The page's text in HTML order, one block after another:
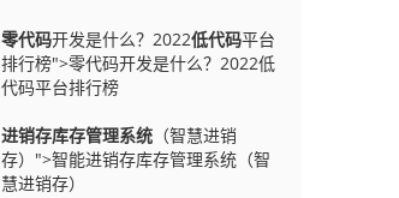
零代码开发是什么？2022低代码平台
排行榜">零代码开发是什么？2022低
代码平台排行榜
进销存库存管理系统 （智慧进销
存）">智能进销存库存管理系统（智
慧进销存）